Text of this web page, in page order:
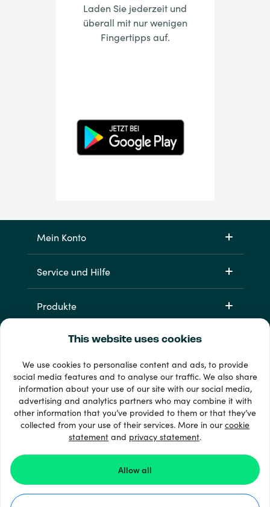
This website uses cookies
We use cookies to personalise content and ads, to provide
social media features and to analyse our traffic. We also share
information about your use of our site with our social media,
advertising and analytics partners who may combine it with
other information that you’ve provided to them or that they’ve
collected from your use of their services. More in ourcookie
statement and privacy statement.
Allow all
Laden Sie jederzeit und
überall mit nur wenigen
Fingertipps auf.
Mein Konto
Service und Hilfe
Produkte
33 + Zahlungsmethoden
Alle anzeigen
© 2026 Recharge.com